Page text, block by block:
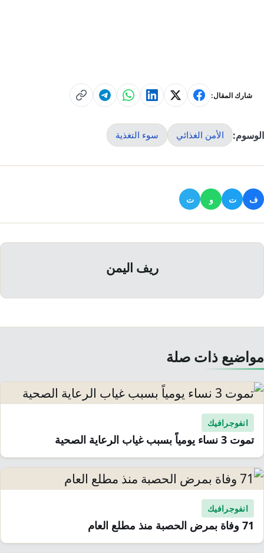
شارك المقال:
الوسوم: الأمن الغذائي سوء التغذية
ف ت و ت
ريف اليمن
مواضيع ذات صلة
انفوجرافيك
تموت 3 نساء يومياً بسبب غياب الرعاية الصحية
انفوجرافيك
71 وفاة بمرض الحصبة منذ مطلع العام